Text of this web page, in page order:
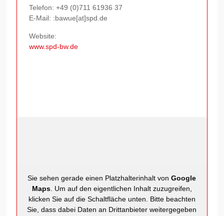
Telefon:+49 (0)711 61936 37
E-Mail: :bawue[at]spd.de
Website:
www.spd-bw.de
Sie sehen gerade einen Platzhalterinhalt vonGoogle
Maps. Um auf den eigentlichen Inhalt zuzugreifen,
klicken Sie auf die Schaltfläche unten. Bitte beachten
Sie, dass dabei Daten an Drittanbieter weitergegeben